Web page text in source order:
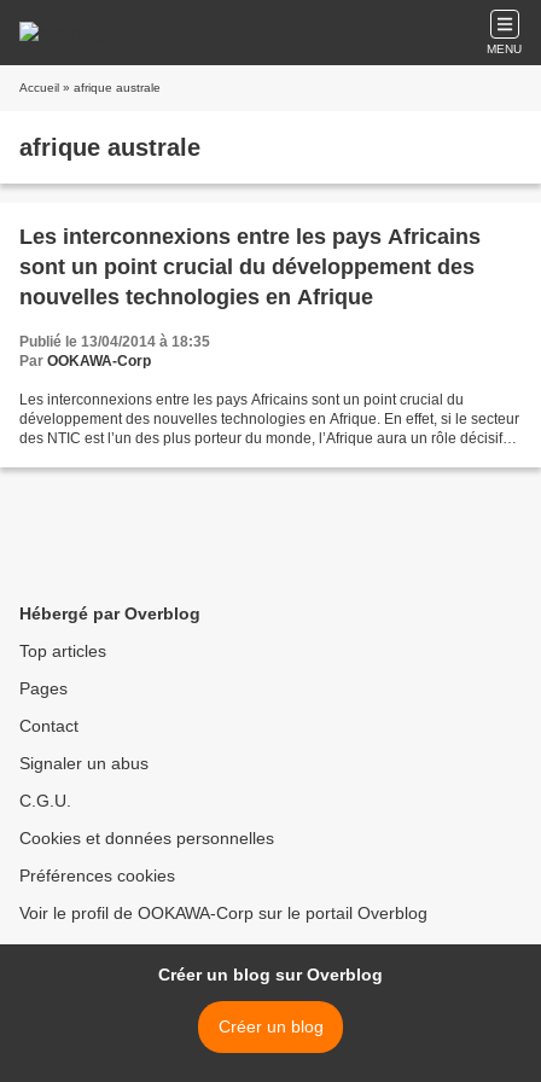
MENU
Accueil » afrique australe
afrique australe
Les interconnexions entre les pays Africains
sont un point crucial du développement des
nouvelles technologies en Afrique
Publié le 13/04/2014 à 18:35
Par OOKAWA-Corp
Les interconnexions entre les pays Africains sont un point crucial du
développement des nouvelles technologies en Afrique. En effet, si le secteur
des NTIC est l’un des plus porteur du monde, l’Afrique aura un rôle décisif
Hébergé par Overblog
Top articles
Pages
Contact
Signaler un abus
C.G.U.
Cookies et données personnelles
Préférences cookies
Voir le profil de OOKAWA-Corp sur le portail Overblog
Créer un blog sur Overblog
Créer un blog